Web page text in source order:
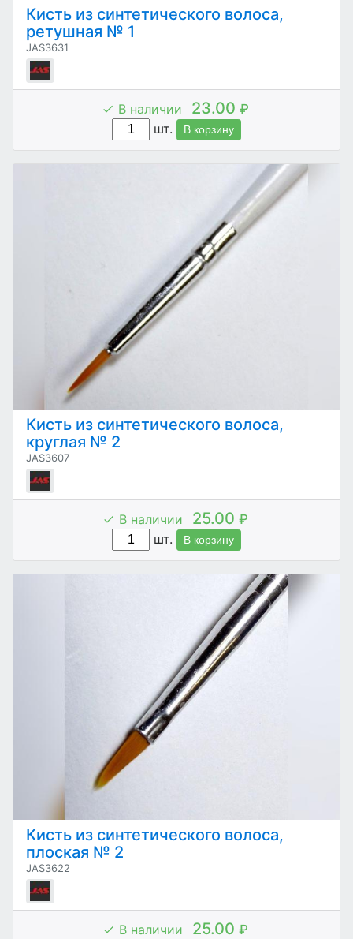
Кисть из синтетического волоса,
ретушная № 1
JAS3631
В наличии 23.00 ₽
шт.
В корзину
Кисть из синтетического волоса,
круглая № 2
JAS3607
В наличии 25.00 ₽
шт.
В корзину
Кисть из синтетического волоса,
плоская № 2
JAS3622
В наличии 25.00 ₽